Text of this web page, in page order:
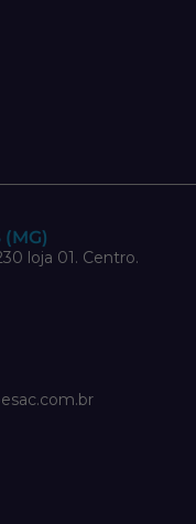
(MG)
loja 01. Centro.